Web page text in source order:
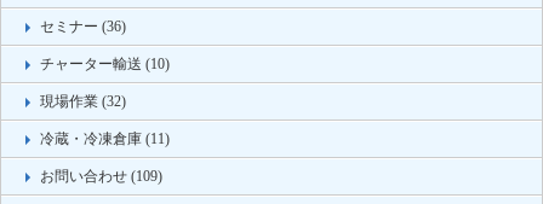
セミナー (36)
チャーター輸送 (10)
現場作業 (32)
冷蔵・冷凍倉庫 (11)
お問い合わせ (109)